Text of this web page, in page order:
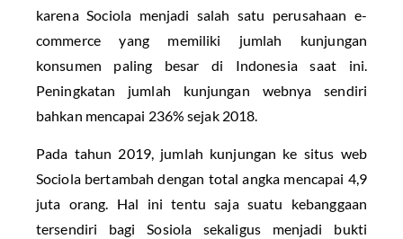
karena Sociola menjadi salah satu perusahaan e-
commerce yang memiliki jumlah kunjungan
konsumen paling besar di Indonesia saat ini.
Peningkatan jumlah kunjungan webnya sendiri
bahkan mencapai 236% sejak 2018.
Pada tahun 2019, jumlah kunjungan ke situs web
Sociola bertambah dengan total angka mencapai 4,9
juta orang. Hal ini tentu saja suatu kebanggaan
tersendiri bagi Sosiola sekaligus menjadi bukti